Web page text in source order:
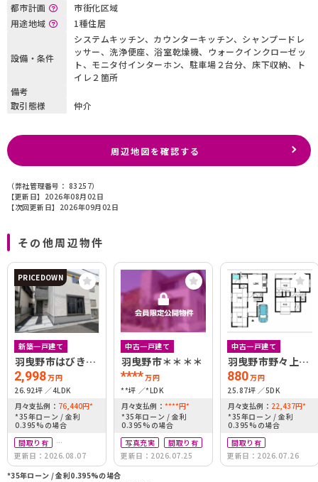
都市計画
市街化区域
用途地域
1種住居
設備・条件
システムキッチン、カウンターキッチン、シャンプードレ
ッサー、洗浄便座、浴室乾燥機、ウォークインクローゼッ
ト、モニタ付インターホン、駐車場２台分、床下収納、ト
イレ２箇所
備考
取引態様
仲介
周辺地図を確認する
（弊社管理番号： 83257）
【更新日】2026年08月02日
【次回更新日】2026年09月02日
その他周辺物件
PRICEDOWN
新築一戸建て
羽曳野市はびきの
4丁目1期1号地
2,998万円
26.92坪
4LDK
月々支払例： 76,440円*
*35年ローン / 金利
0.395%の場合
間取り有
築10年以内
南向き
更新日：2026.08.07
中古一戸建て
羽曳野市＊＊＊＊
****万円
**坪
*LDK
月々支払例： ****円*
*35年ローン / 金利
0.395%の場合
写真充実
間取り有
更新日：2026.07.25
中古一戸建て
羽曳野市野々上3
丁目
880万円
25.87坪
5DK
月々支払例： 22,437円*
*35年ローン / 金利
0.395%の場合
間取り有
更新日：2026.07.26
*35年ローン / 金利0.395%の場合